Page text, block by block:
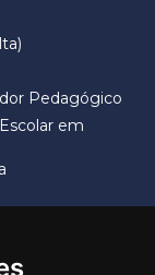
Pedagógico
em